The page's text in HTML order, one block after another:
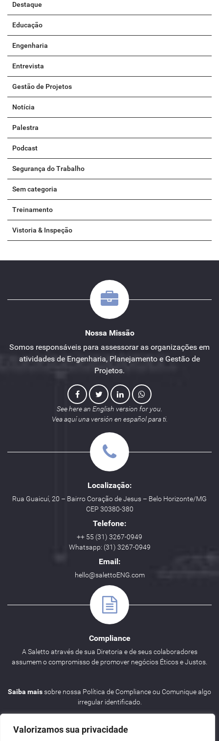
Valorizamos sua privacidade
Destaque
Educação
Engenharia
Entrevista
Gestão de Projetos
Notícia
Palestra
Podcast
Segurança do Trabalho
Sem categoria
Treinamento
Vistoria & Inspeção
Nossa Missão
Somos responsáveis para assessorar as organizações em
atividades de Engenharia, Planejamento e Gestão de
Projetos.
See here an English version for you.
Vea aquí una versión en español para ti.
Localização:
Rua Guaicuí, 20 – Bairro Coração de Jesus – Belo Horizonte/MG
CEP 30380-380
Telefone:
++ 55 (31) 3267-0949
Whatsapp: (31) 3267-0949
Email:
hello@salettoENG.com
Compliance
A Saletto através de sua Diretoria e de seus colaboradores
assumem o compromisso de promover negócios Éticos e Justos.
Saiba maissobre nossa Política de Compliance ou Comunique algo
irregular identificado.